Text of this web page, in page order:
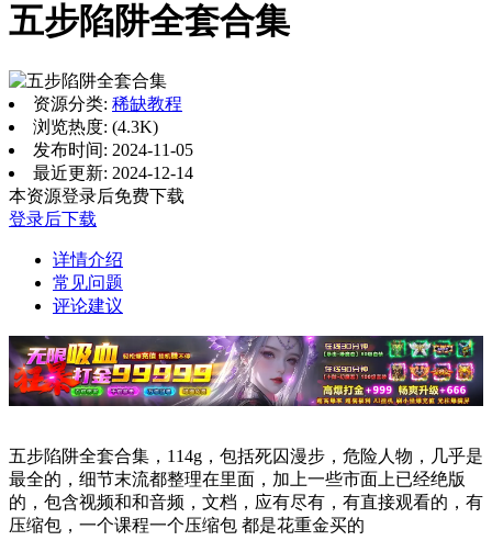
五步陷阱全套合集
资源分类: 稀缺教程
浏览热度: (4.3K)
发布时间: 2024-11-05
最近更新: 2024-12-14
本资源登录后免费下载
登录后下载
详情介绍
常见问题
评论建议
五步陷阱全套合集，114g，包括死囚漫步，危险人物，几乎是
最全的，细节末流都整理在里面，加上一些市面上已经绝版
的，包含视频和和音频，文档，应有尽有，有直接观看的，有
压缩包，一个课程一个压缩包 都是花重金买的